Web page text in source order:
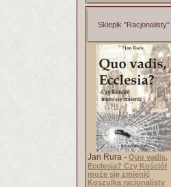
Sklepik "Racjonalisty"
Jan Rura - Quo vadis,
Ecclesia? Czy Kościół
może się zmienić
Koszulka racjonalisty